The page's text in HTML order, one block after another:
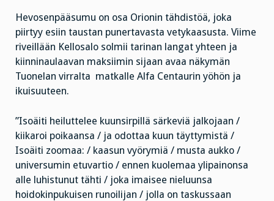
Hevosenpääsumu on osa Orionin tähdistöä, joka
piirtyy esiin taustan punertavasta vetykaasusta. Viime
riveillään Kellosalo solmii tarinan langat yhteen ja
kiinninaulaavan maksiimin sijaan avaa näkymän
Tuonelan virralta matkalle Alfa Centaurin yöhön ja
ikuisuuteen.
”Isoäiti heiluttelee kuunsirpillä särkeviä jalkojaan /
kiikaroi poikaansa / ja odottaa kuun täyttymistä /
Isoäiti zoomaa: / kaasun vyörymiä / musta aukko /
universumin etuvartio / ennen kuolemaa ylipainonsa
alle luhistunut tähti / joka imaisee nieluunsa
hoidokinpukuisen runoilijan / jolla on taskussaan